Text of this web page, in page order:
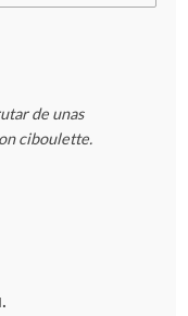
de unas
ciboulette.